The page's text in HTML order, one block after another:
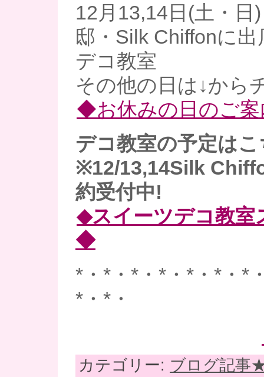
12月13,14日(土・
邸・Silk Chiffonに
デコ教室
その他の日は↓から
◆お休みの日のご
デコ教室の予定はこ
※12/13,14Silk
約受付中!
◆スイーツデコ教室
◆
*・*・*・*・*・*・*
*・*・
カテゴリー: ブログ記事